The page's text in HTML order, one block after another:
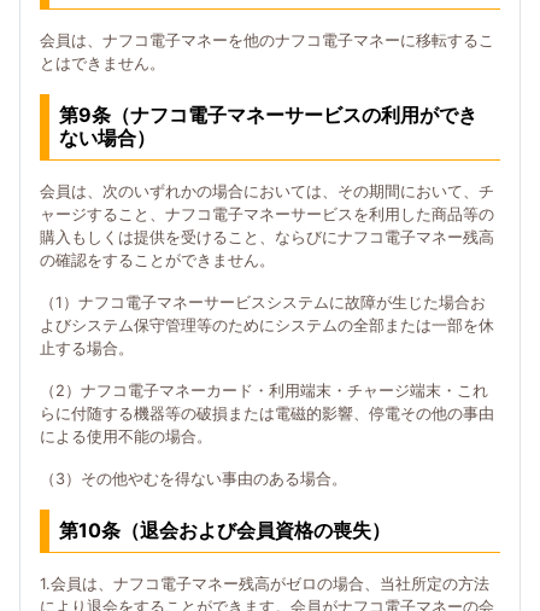
会員は、ナフコ電子マネーを他のナフコ電子マネーに移転するこ
とはできません。
第9条（ナフコ電子マネーサービスの利用ができ
ない場合）
会員は、次のいずれかの場合においては、その期間において、チ
ャージすること、ナフコ電子マネーサービスを利用した商品等の
購入もしくは提供を受けること、ならびにナフコ電子マネー残高
の確認をすることができません。
（1）ナフコ電子マネーサービスシステムに故障が生じた場合お
よびシステム保守管理等のためにシステムの全部または一部を休
止する場合。
（2）ナフコ電子マネーカード・利用端末・チャージ端末・これ
らに付随する機器等の破損または電磁的影響、停電その他の事由
による使用不能の場合。
（3）その他やむを得ない事由のある場合。
第10条（退会および会員資格の喪失）
1.会員は、ナフコ電子マネー残高がゼロの場合、当社所定の方法
により退会をすることができます。会員がナフコ電子マネーの会